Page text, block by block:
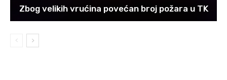
Zbog velikih vrućina povećan broj požara u TK